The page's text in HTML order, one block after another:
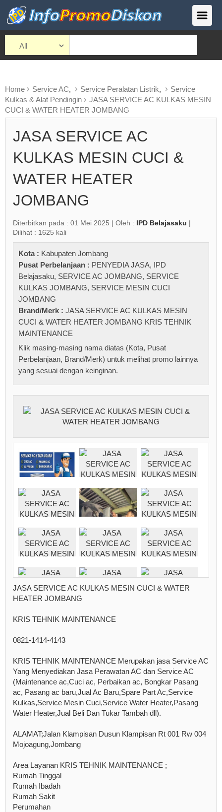
Home Service AC, Service Peralatan Listrik,
Service
Kulkas & Alat Pendingin
JASA SERVICE AC KULKAS MESIN
CUCI & WATER HEATER JOMBANG
JASA SERVICE AC
KULKAS MESIN CUCI &
WATER HEATER
JOMBANG
Diterbitkan pada : 01 Mei 2025 | Oleh : IPD Belajasaku |
Dilihat : 1625 kali
Kota : Kabupaten Jombang
Pusat Perbelanjaan : PENYEDIA JASA, IPD
Belajasaku, SERVICE AC JOMBANG, SERVICE
KULKAS JOMBANG, SERVICE MESIN CUCI
JOMBANG
Brand/Merk : JASA SERVICE AC KULKAS MESIN
CUCI & WATER HEATER JOMBANG KRIS TEHNIK
MAINTENANCE
Klik masing-masing nama diatas (Kota, Pusat
Perbelanjaan, Brand/Merk) untuk melihat promo lainnya
yang sesuai dengan keinginan.
JASA SERVICE AC KULKAS MESIN CUCI & WATER
HEATER JOMBANG
KRIS TEHNIK MAINTENANCE
0821-1414-4143
KRIS TEHNIK MAINTENANCE Merupakan jasa Service AC
Yang Menyediakan Jasa Perawatan AC dan Service AC
(Maintenance ac,Cuci ac, Perbaikan ac, Bongkar Pasang
ac, Pasang ac baru,Jual Ac Baru,Spare Part Ac,Service
Kulkas,Service Mesin Cuci,Service Water Heater,Pasang
Water Heater,Jual Beli Dan Tukar Tambah dll).
ALAMAT;Jalan Klampisan Dusun Klampisan Rt 001 Rw 004
Mojoagung,Jombang
Area Layanan KRIS TEHNIK MAINTENANCE ;
Rumah Tinggal
Rumah Ibadah
Rumah Sakit
Perumahan